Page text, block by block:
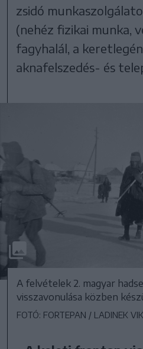
zsidó
(nehéz fizikai munka,
fagyhalál, a
aknafelszedés- és
A felvételek 2. magyar
visszavonulása közben
FOTÓ: FORTEPAN / LADINEK